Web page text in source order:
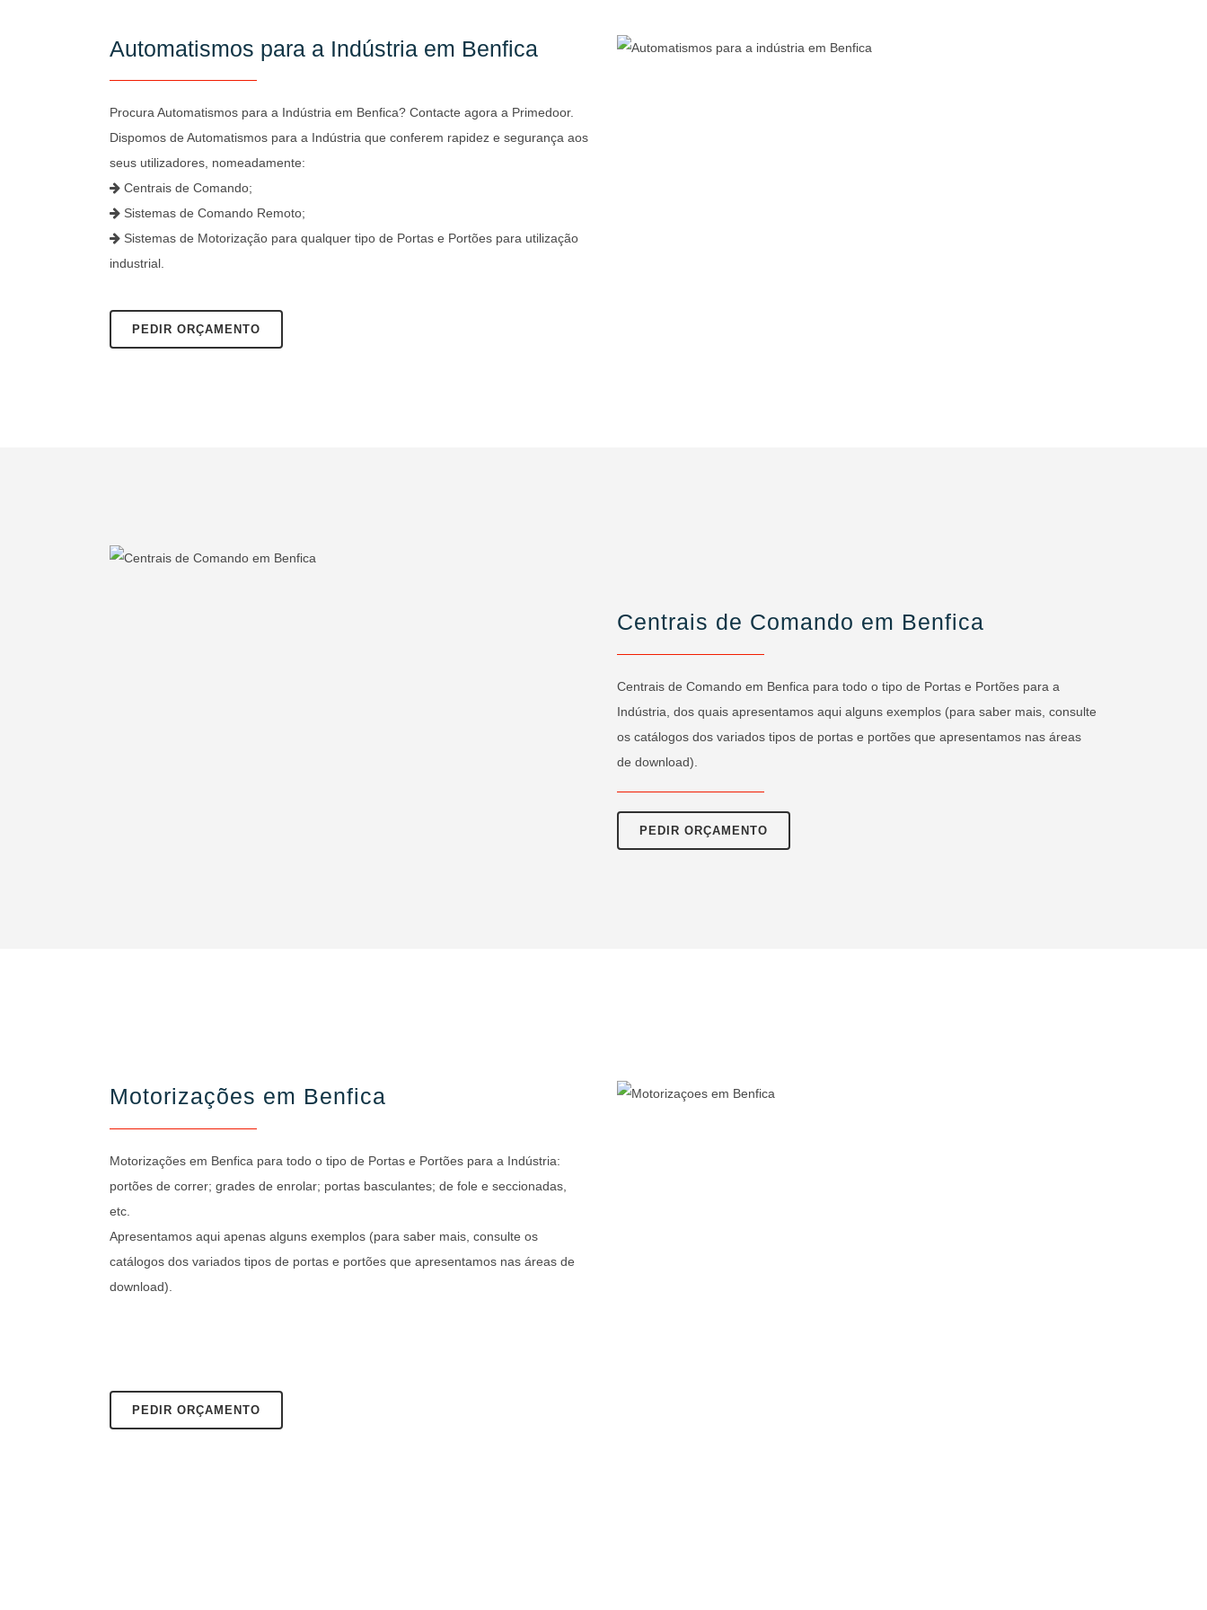
Automatismos para a Indústria em Benfica
Procura Automatismos para a Indústria em Benfica? Contacte agora a Primedoor.
Dispomos de Automatismos para a Indústria que conferem rapidez e segurança aos
seus utilizadores, nomeadamente:
Centrais de Comando;
Sistemas de Comando Remoto;
Sistemas de Motorização para qualquer tipo de Portas e Portões para utilização
industrial.
PEDIR ORÇAMENTO
Centrais de Comando em Benfica
Centrais de Comando em Benfica para todo o tipo de Portas e Portões para a
Indústria, dos quais apresentamos aqui alguns exemplos (para saber mais, consulte
os catálogos dos variados tipos de portas e portões que apresentamos nas áreas
de download).
PEDIR ORÇAMENTO
Motorizações em Benfica
Motorizações em Benfica para todo o tipo de Portas e Portões para a Indústria:
portões de correr; grades de enrolar; portas basculantes; de fole e seccionadas,
etc.
Apresentamos aqui apenas alguns exemplos (para saber mais, consulte os
catálogos dos variados tipos de portas e portões que apresentamos nas áreas de
download).
PEDIR ORÇAMENTO